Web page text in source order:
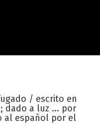
/ escrito en
dado a luz ... por
al español por el